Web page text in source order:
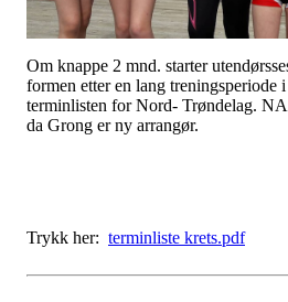
Om knappe 2 mnd. starter
formen etter en lang
terminlisten for Nord- Trøndelag.
da Grong er ny arrangør.
Trykk her: terminliste krets.pdf